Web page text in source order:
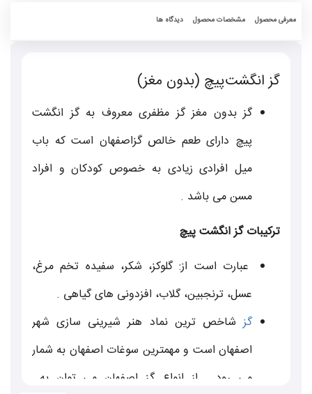
معرفی محصول مشخصات محصول دیدگاه ها
گز انگشت‌پیچ (بدون مغز)
گز بدون مغز گز مظفری معروف به گز انگشت
پیچ دارای طعم خالص گزاصفهان است که باب
میل افرادی زیادی به خصوص کودکان و افراد
مسن می باشد .
ترکیبات گز انگشت پیچ
عبارت است از: گلوکز، شکر، سفیده تخم مرغ،
عسل، ترنجبین، گلاب، افزدونی های گیاهی .
گزشاخص ترین نماد هنر شیرینی سازی شهر
اصفهان است و مهمترین سوغات اصفهان به شمار
می رود . از انواع گز اصفهان می توان به